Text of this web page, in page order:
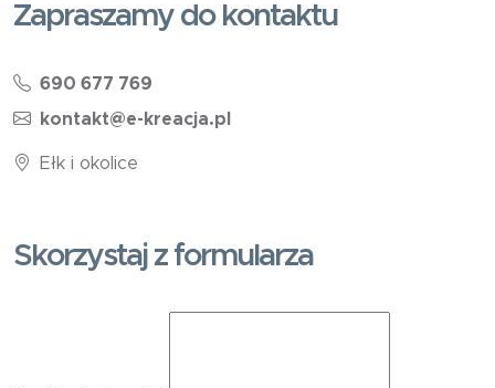
Zapraszamy do kontaktu
690 677 769
kontakt@e-kreacja.pl
Ełk i okolice
Skorzystaj z formularza